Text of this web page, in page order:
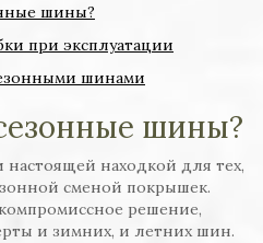
шины?
при эксплуатации
шинами
шины?
настоящей находкой для тех,
сменой покрышек.
решение,
и зимних, и летних шин.